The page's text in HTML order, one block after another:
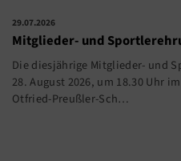
29.07.2026
Mitglieder- und
Die diesjährige Mitglieder- und
28. August 2026, um 18.30 Uhr
Otfried-Preußler-Sch…